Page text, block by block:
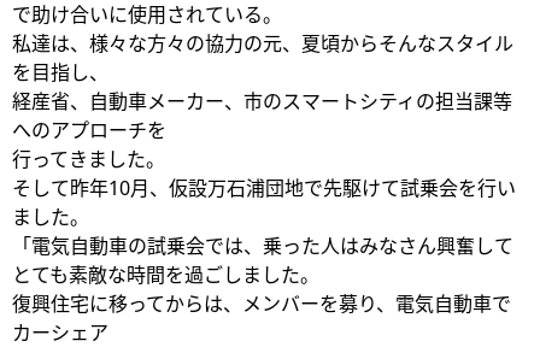
で助け合いに使用されている。
私達は、様々な方々の協力の元、夏頃からそんなスタイル
を目指し、
経産省、自動車メーカー、市のスマートシティの担当課等
へのアプローチを
行ってきました。
そして昨年10月、仮設万石浦団地で先駆けて試乗会を行い
ました。
「電気自動車の試乗会では、乗った人はみなさん興奮して
とても素敵な時間を過ごしました。
復興住宅に移ってからは、メンバーを募り、電気自動車で
カーシェア